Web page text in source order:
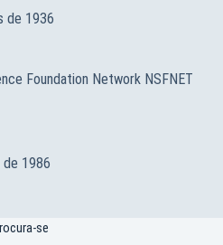
de 1936
Foundation Network NSFNET
1986
se